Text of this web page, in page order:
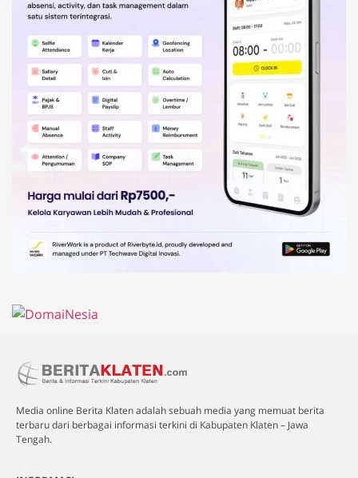
Media online Berita Klaten adalah sebuah media yang memuat berita
terbaru dari berbagai informasi terkini di Kabupaten Klaten – Jawa
Tengah.